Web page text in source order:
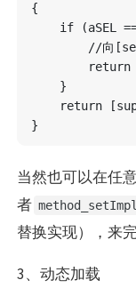
{
if (aSEL
//向
return
    }
return
当然也可以在任
者
替换实现），来
3、动态加载